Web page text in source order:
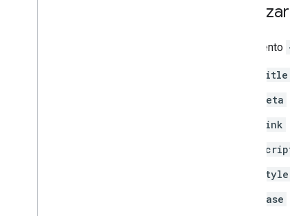
L'elemento
title
meta
link
style
base